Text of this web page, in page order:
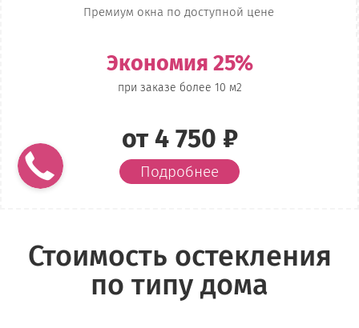
Премиум окна по доступной цене
Экономия 25%
при заказе более 10 м2
от 4 750 ₽
Подробнее
Стоимость остекления
по типу дома